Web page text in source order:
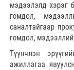
мэдээлэлд хэрэг
гомдол,
саналтайгаар
гомдол,
Түүнчлэн
ажиллагаа